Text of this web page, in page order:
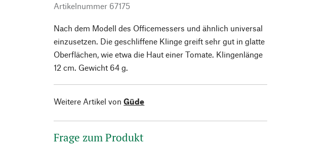
Artikelnummer 67175
Nach dem Modell des Officemessers und ähnlich universal
einzusetzen. Die geschliffene Klinge greift sehr gut in glatte
Oberflächen, wie etwa die Haut einer Tomate. Klingenlänge
12 cm. Gewicht 64 g.
Weitere Artikel von Güde
Frage zum Produkt